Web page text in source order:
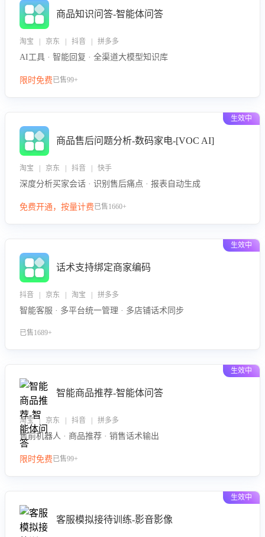
商品知识问答-智能体问答
淘宝 | 京东 | 抖音 | 拼多多
AI工具 · 智能回复 · 全渠道大模型知识库
限时免费已售99+
生效中
商品售后问题分析-数码家电-[VOC AI]
淘宝 | 京东 | 抖音 | 快手
深度分析买家会话 · 识别售后痛点 · 报表自动生成
免费开通，按量计费已售1660+
生效中
话术支持绑定商家编码
抖音 | 京东 | 淘宝 | 拼多多
智能客服 · 多平台统一管理 · 多店铺话术同步
已售1689+
生效中
智能商品推荐-智能体问答
淘宝 | 京东 | 抖音 | 拼多多
售前机器人 · 商品推荐 · 销售话术输出
限时免费已售99+
生效中
客服模拟接待训练-影音影像